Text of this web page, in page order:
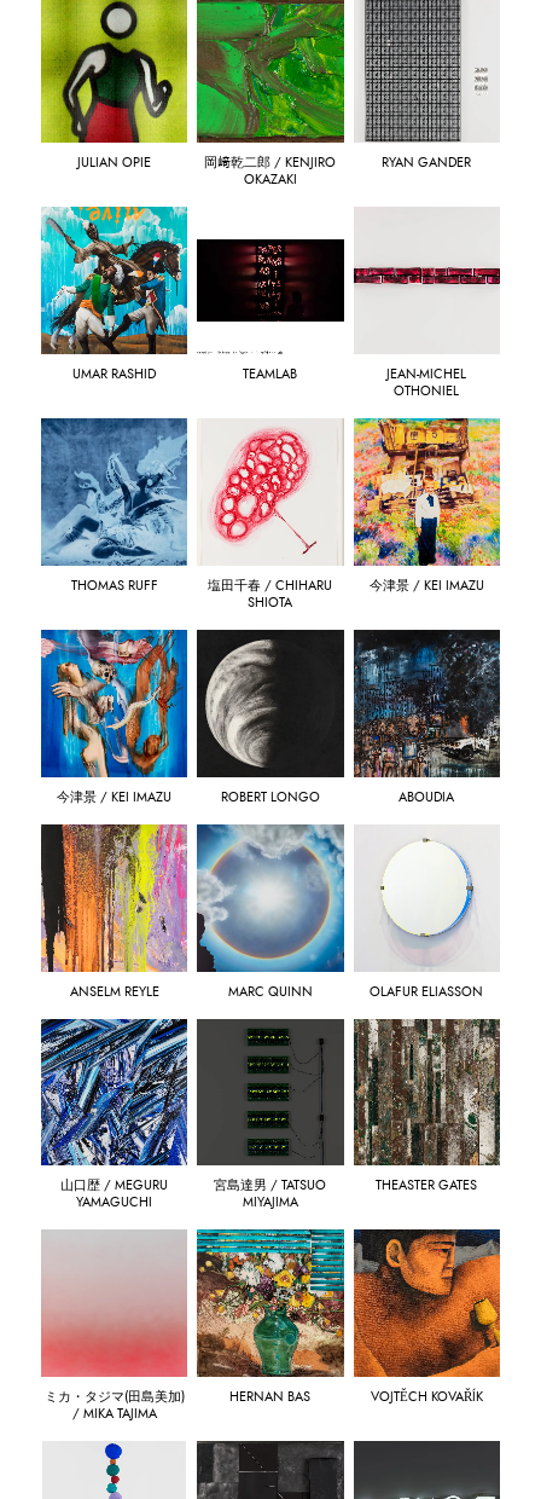
JULIAN OPIE
岡﨑乾二郎 / KENJIRO
OKAZAKI
RYAN GANDER
UMAR RASHID TEAMLAB
JEAN-MICHEL
OTHONIEL
THOMAS RUFF
塩田千春 / CHIHARU
SHIOTA
今津景 / KEI IMAZU
今津景 / KEI IMAZU ROBERT LONGO ABOUDIA
ANSELM REYLE MARC QUINN OLAFUR ELIASSON
山口歴 / MEGURU
YAMAGUCHI
宮島達男 / TATSUO
MIYAJIMA
THEASTER GATES
ミカ・タジマ(田島美加)
/ MIKA TAJIMA
HERNAN BAS VOJTĚCH KOVAŘÍK